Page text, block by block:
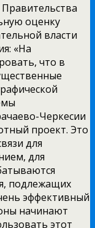
оценку
власти
«На
что в
Черкесии
проект. Это
для
для
подлежащих
эффективный
начинают
этот